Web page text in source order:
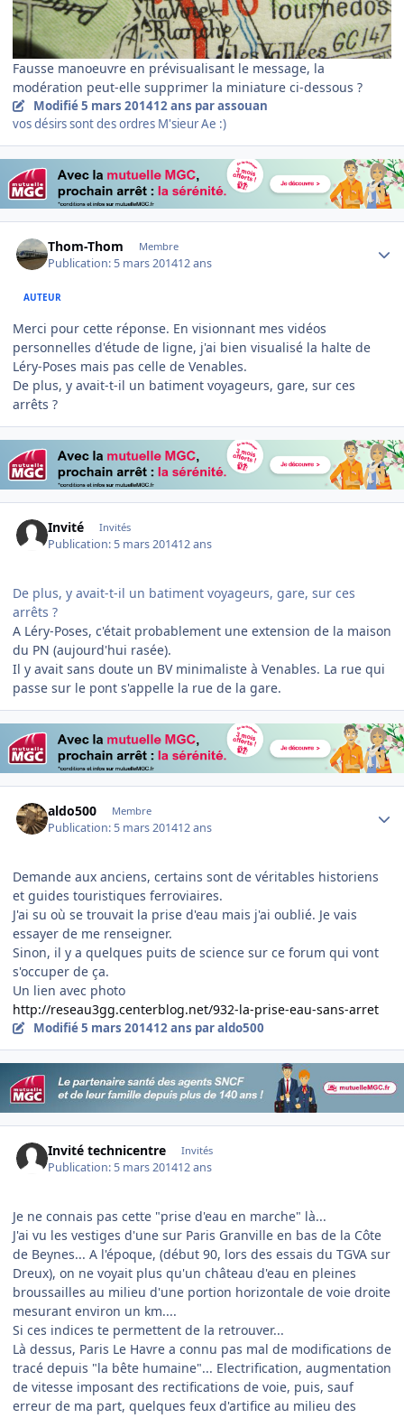
Fausse manoeuvre en prévisualisant le message, la
modération peut-elle supprimer la miniature ci-dessous ?
Modifié5 mars 201412 ans par assouan
vos désirs sont des ordres M'sieur Ae :)
Thom-Thom Membre
Publication: 5 mars 201412 ans
AUTEUR
Merci pour cette réponse. En visionnant mes vidéos
personnelles d'étude de ligne, j'ai bien visualisé la halte de
Léry-Poses mais pas celle de Venables.
De plus, y avait-t-il un batiment voyageurs, gare, sur ces
arrêts ?
Invité Invités
Publication: 5 mars 201412 ans
De plus, y avait-t-il un batiment voyageurs, gare, sur ces
arrêts ?
A Léry-Poses, c'était probablement une extension de la maison
du PN (aujourd'hui rasée).
Il y avait sans doute un BV minimaliste à Venables. La rue qui
passe sur le pont s'appelle la rue de la gare.
aldo500 Membre
Publication: 5 mars 201412 ans
Demande aux anciens, certains sont de véritables historiens
et guides touristiques ferroviaires.
J'ai su où se trouvait la prise d'eau mais j'ai oublié. Je vais
essayer de me renseigner.
Sinon, il y a quelques puits de science sur ce forum qui vont
s'occuper de ça.
Un lien avec photo
http://reseau3gg.centerblog.net/932-la-prise-eau-sans-arret
Modifié5 mars 201412 ans par aldo500
Invité technicentre Invités
Publication: 5 mars 201412 ans
Je ne connais pas cette "prise d'eau en marche" là...
J'ai vu les vestiges d'une sur Paris Granville en bas de la Côte
de Beynes... A l'époque, (début 90, lors des essais du TGVA sur
Dreux), on ne voyait plus qu'un château d'eau en pleines
broussailles au milieu d'une portion horizontale de voie droite
mesurant environ un km....
Si ces indices te permettent de la retrouver...
Là dessus, Paris Le Havre a connu pas mal de modifications de
tracé depuis "la bête humaine"... Electrification, augmentation
de vitesse imposant des rectifications de voie, puis, sauf
erreur de ma part, quelques feux d'artifice au milieu des